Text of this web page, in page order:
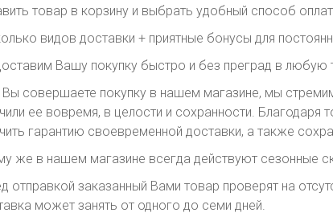
товар в корзину и выбрать удобный способ
видов доставки + приятные бонусы для
Вашу покупку быстро и без преград в любую
Вы совершаете покупку в нашем магазине, мы
ее вовремя, в целости и сохранности.
гарантию своевременной доставки, а также
же в нашем магазине всегда действуют сезонные
отправкой заказанный Вами товар проверят на
может занять от одного до семи дней.